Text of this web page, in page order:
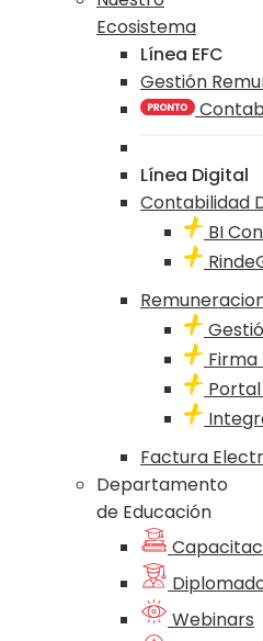
Ecosistema
Línea EFC
Gestión
Línea Digital
Contabilidad
BI
Factura
Departamento
de Educación
Webinars